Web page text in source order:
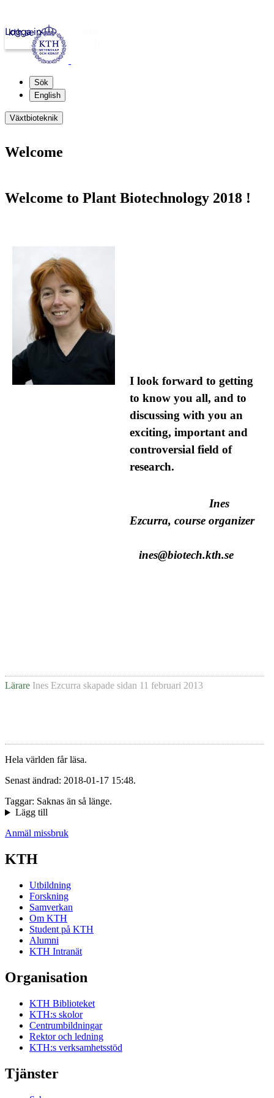
kth.se
Logga in
Sök
English
Växtbioteknik
Welcome
Welcome to Plant Biotechnology 2018 !
I look forward to getting
to know you all, and to
discussing with you an
exciting, important and
controversial field of
research.
Ines
Ezcurra, course organizer
ines@biotech.kth.se
Lärare Ines Ezcurra skapade sidan 11 februari 2013
Hela världen får läsa.
Senast ändrad: 2018-01-17 15:48.
Taggar: Saknas än så länge.
Lägg till
Anmäl missbruk
KTH
Utbildning
Forskning
Samverkan
Om KTH
Student på KTH
Alumni
KTH Intranät
Organisation
KTH Biblioteket
KTH:s skolor
Centrumbildningar
Rektor och ledning
KTH:s verksamhetsstöd
Tjänster